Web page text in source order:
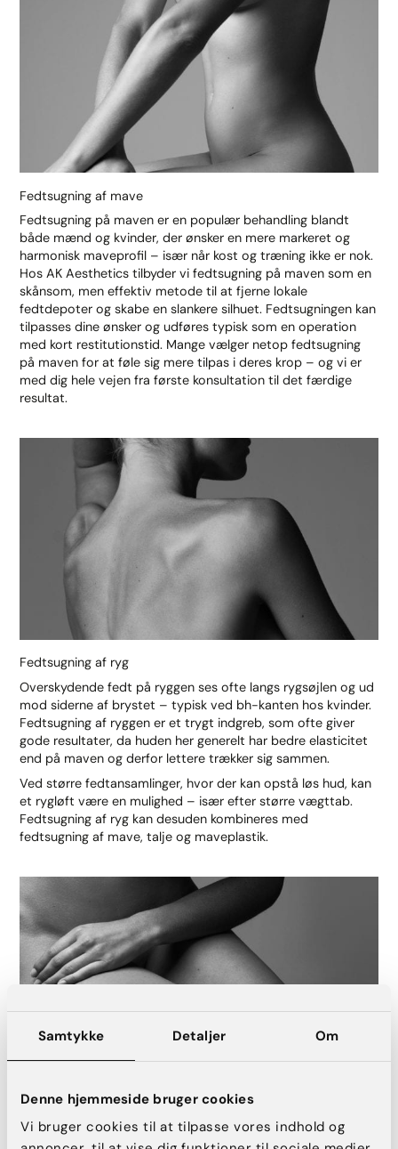
Samtykke Detaljer Om
Denne hjemmeside bruger cookies
Vi bruger cookies til at tilpasse vores indhold og
Fedtsugning af mave
Fedtsugning på maven er en populær behandling blandt
både mænd og kvinder, der ønsker en mere markeret og
harmonisk maveprofil – især når kost og træning ikke er nok.
Hos AK Aesthetics tilbyder vi fedtsugning på maven som en
skånsom, men effektiv metode til at fjerne lokale
fedtdepoter og skabe en slankere silhuet. Fedtsugningen kan
tilpasses dine ønsker og udføres typisk som en operation
med kort restitutionstid. Mange vælger netop fedtsugning
på maven for at føle sig mere tilpas i deres krop – og vi er
med dig hele vejen fra første konsultation til det færdige
resultat.
Fedtsugning af ryg
Overskydende fedt på ryggen ses ofte langs rygsøjlen og ud
mod siderne af brystet – typisk ved bh-kanten hos kvinder.
Fedtsugning af ryggen er et trygt indgreb, som ofte giver
gode resultater, da huden her generelt har bedre elasticitet
end på maven og derfor lettere trækker sig sammen.
Ved større fedtansamlinger, hvor der kan opstå løs hud, kan
et rygløft være en mulighed – især efter større vægttab.
Fedtsugning af ryg kan desuden kombineres med
fedtsugning af mave, talje og maveplastik.
Fedtsugning venusbjerg (mons pubis)
Mons pubis, også kaldet venusbjerget, er det behårede
område mellem maven og kønsorganet, hvor underliggende